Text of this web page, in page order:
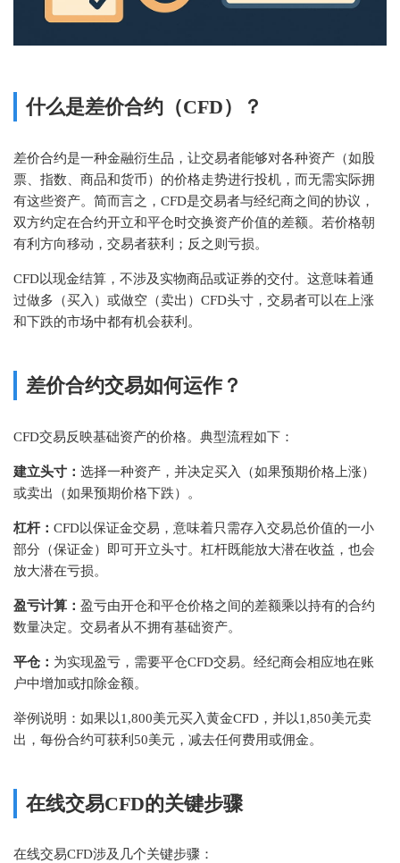
什么是差价合约（CFD）？
差价合约是一种金融衍生品，让交易者能够对各种资产（如股
票、指数、商品和货币）的价格走势进行投机，而无需实际拥
有这些资产。简而言之，CFD是交易者与经纪商之间的协议，
双方约定在合约开立和平仓时交换资产价值的差额。若价格朝
有利方向移动，交易者获利；反之则亏损。
CFD以现金结算，不涉及实物商品或证券的交付。这意味着通
过做多（买入）或做空（卖出）CFD头寸，交易者可以在上涨
和下跌的市场中都有机会获利。
差价合约交易如何运作？
CFD交易反映基础资产的价格。典型流程如下：
建立头寸： 选择一种资产，并决定买入（如果预期价格上涨）
或卖出（如果预期价格下跌）。
杠杆： CFD以保证金交易，意味着只需存入交易总价值的一小
部分（保证金）即可开立头寸。杠杆既能放大潜在收益，也会
放大潜在亏损。
盈亏计算： 盈亏由开仓和平仓价格之间的差额乘以持有的合约
数量决定。交易者从不拥有基础资产。
平仓： 为实现盈亏，需要平仓CFD交易。经纪商会相应地在账
户中增加或扣除金额。
举例说明：如果以1,800美元买入黄金CFD，并以1,850美元卖
出，每份合约可获利50美元，减去任何费用或佣金。
在线交易CFD的关键步骤
在线交易CFD涉及几个关键步骤：